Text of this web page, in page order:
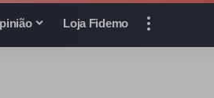
Loja Fidemo